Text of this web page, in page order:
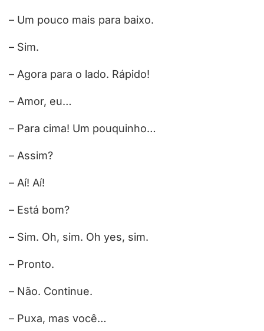
– Um pouco mais para baixo.
– Sim.
– Agora para o lado. Rápido!
– Amor, eu…
– Para cima! Um pouquinho…
– Assim?
– Aí! Aí!
– Está bom?
– Sim. Oh, sim. Oh yes, sim.
– Pronto.
– Não. Continue.
– Puxa, mas você…